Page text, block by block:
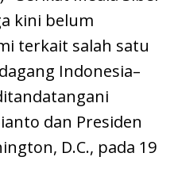
kini belum
terkait salah satu
Indonesia–
dan Presiden
D.C., pada 19